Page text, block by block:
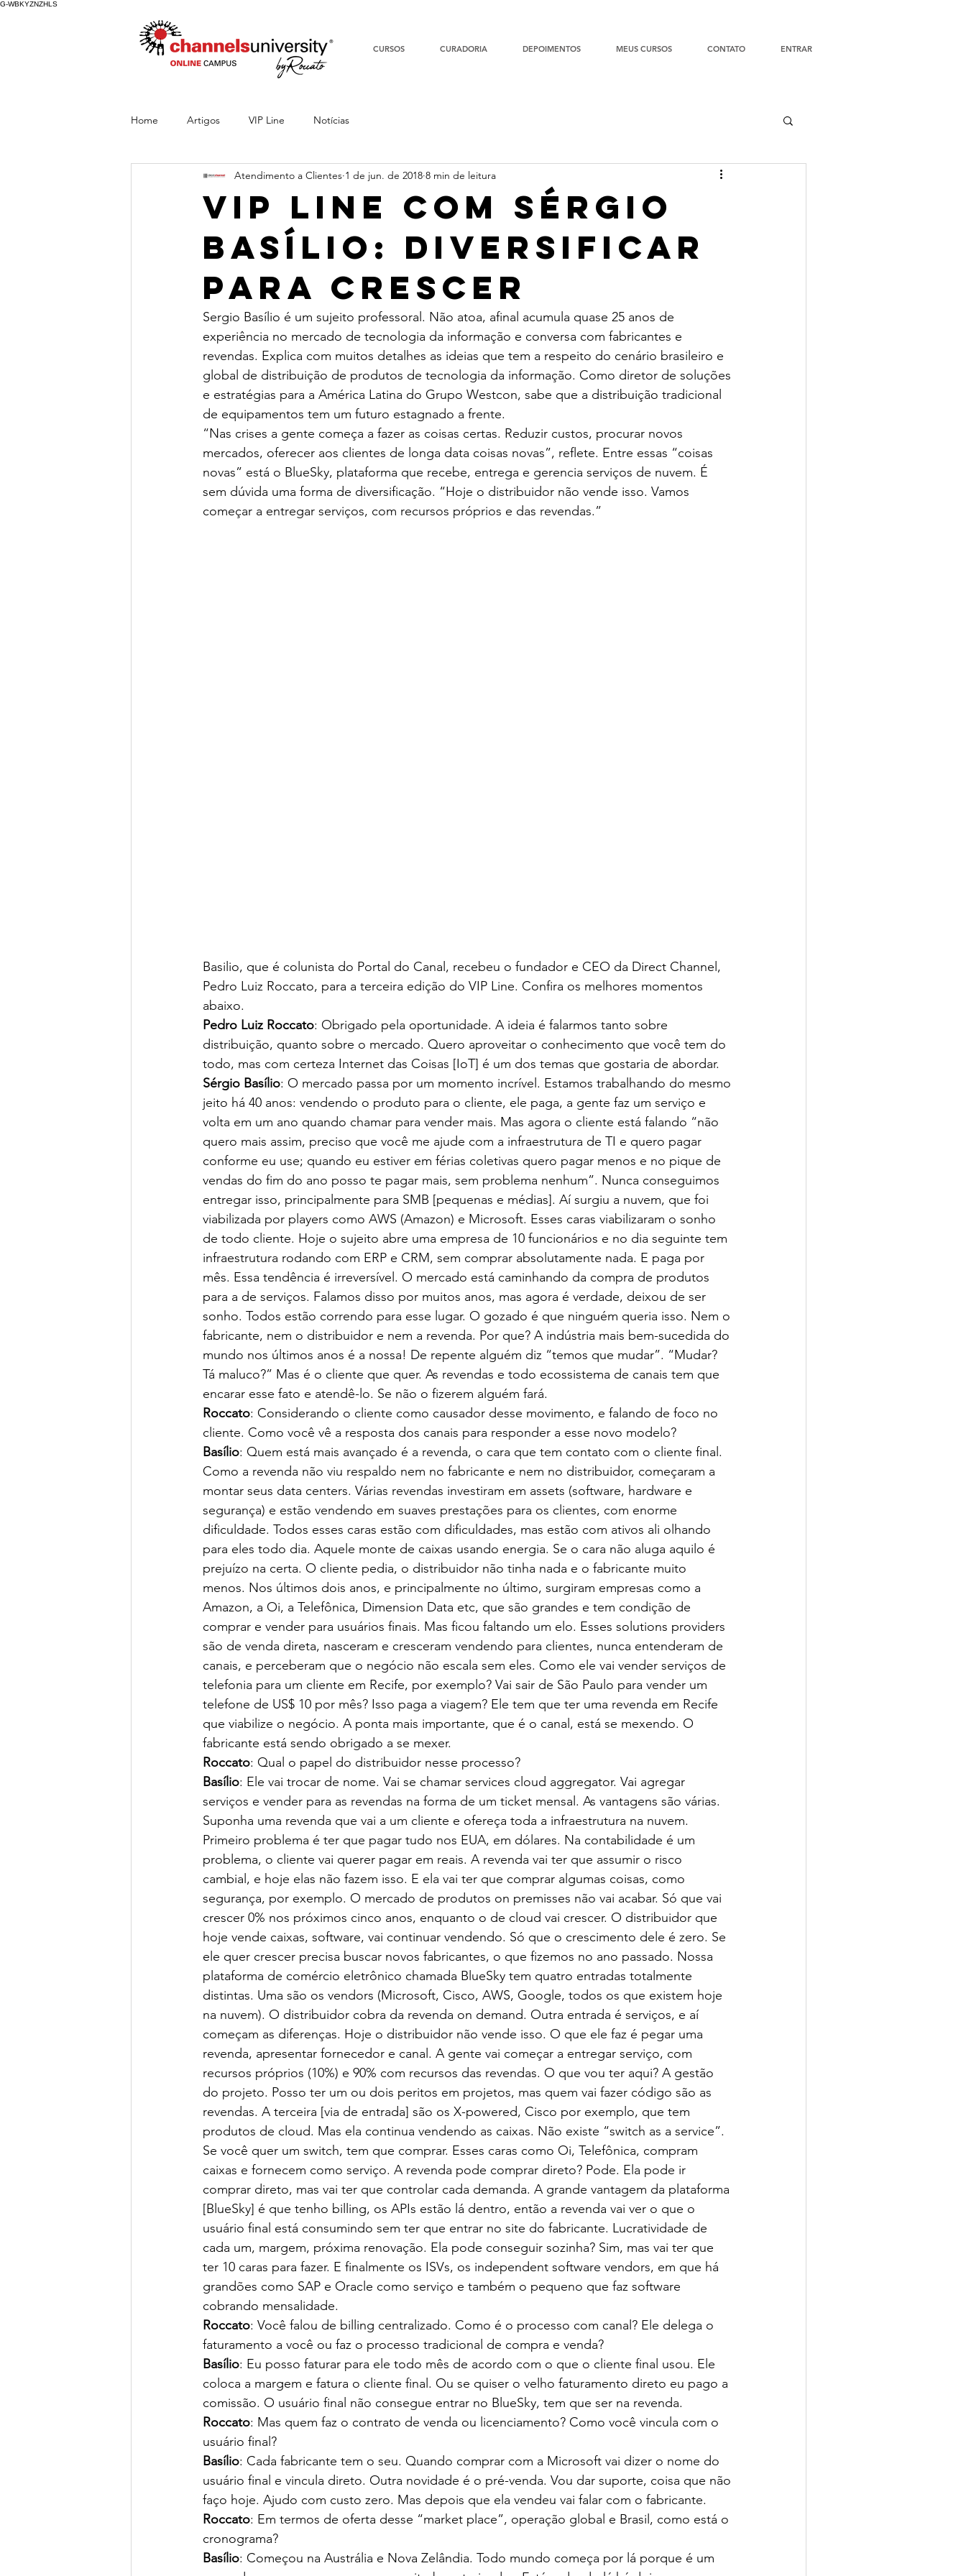
G-WBKYZNZHLS
CURSOS CURADORIA DEPOIMENTOS MEUS CURSOS CONTATO ENTRAR
Home Artigos VIP Line Notícias
VIP Line com Sérgio
Basílio: diversificar
para crescer
Atendimento a Clientes 1 de jun. de 2018 8 min de leitura
Sergio Basílio é um sujeito professoral. Não atoa, afinal acumula quase 25 anos de
experiência no mercado de tecnologia da informação e conversa com fabricantes e
revendas. Explica com muitos detalhes as ideias que tem a respeito do cenário brasileiro e
global de distribuição de produtos de tecnologia da informação. Como diretor de soluções
e estratégias para a América Latina do Grupo Westcon, sabe que a distribuição tradicional
de equipamentos tem um futuro estagnado a frente.
“Nas crises a gente começa a fazer as coisas certas. Reduzir custos, procurar novos
mercados, oferecer aos clientes de longa data coisas novas”, reflete. Entre essas “coisas
novas” está o BlueSky, plataforma que recebe, entrega e gerencia serviços de nuvem. É
sem dúvida uma forma de diversificação. “Hoje o distribuidor não vende isso. Vamos
começar a entregar serviços, com recursos próprios e das revendas.”
Basilio, que é colunista do Portal do Canal, recebeu o fundador e CEO da Direct Channel,
Pedro Luiz Roccato, para a terceira edição do VIP Line. Confira os melhores momentos
abaixo.
Pedro Luiz Roccato: Obrigado pela oportunidade. A ideia é falarmos tanto sobre
distribuição, quanto sobre o mercado. Quero aproveitar o conhecimento que você tem do
todo, mas com certeza Internet das Coisas [IoT] é um dos temas que gostaria de abordar.
Sérgio Basílio: O mercado passa por um momento incrível. Estamos trabalhando do mesmo
jeito há 40 anos: vendendo o produto para o cliente, ele paga, a gente faz um serviço e
volta em um ano quando chamar para vender mais. Mas agora o cliente está falando “não
quero mais assim, preciso que você me ajude com a infraestrutura de TI e quero pagar
conforme eu use; quando eu estiver em férias coletivas quero pagar menos e no pique de
vendas do fim do ano posso te pagar mais, sem problema nenhum”. Nunca conseguimos
entregar isso, principalmente para SMB [pequenas e médias]. Aí surgiu a nuvem, que foi
viabilizada por players como AWS (Amazon) e Microsoft. Esses caras viabilizaram o sonho
de todo cliente. Hoje o sujeito abre uma empresa de 10 funcionários e no dia seguinte tem
infraestrutura rodando com ERP e CRM, sem comprar absolutamente nada. E paga por
mês. Essa tendência é irreversível. O mercado está caminhando da compra de produtos
para a de serviços. Falamos disso por muitos anos, mas agora é verdade, deixou de ser
sonho. Todos estão correndo para esse lugar. O gozado é que ninguém queria isso. Nem o
fabricante, nem o distribuidor e nem a revenda. Por que? A indústria mais bem-sucedida do
mundo nos últimos anos é a nossa! De repente alguém diz “temos que mudar”. “Mudar?
Tá maluco?” Mas é o cliente que quer. As revendas e todo ecossistema de canais tem que
encarar esse fato e atendê-lo. Se não o fizerem alguém fará.
Roccato: Considerando o cliente como causador desse movimento, e falando de foco no
cliente. Como você vê a resposta dos canais para responder a esse novo modelo?
Basílio: Quem está mais avançado é a revenda, o cara que tem contato com o cliente final.
Como a revenda não viu respaldo nem no fabricante e nem no distribuidor, começaram a
montar seus data centers. Várias revendas investiram em assets (software, hardware e
segurança) e estão vendendo em suaves prestações para os clientes, com enorme
dificuldade. Todos esses caras estão com dificuldades, mas estão com ativos ali olhando
para eles todo dia. Aquele monte de caixas usando energia. Se o cara não aluga aquilo é
prejuízo na certa. O cliente pedia, o distribuidor não tinha nada e o fabricante muito
menos. Nos últimos dois anos, e principalmente no último, surgiram empresas como a
Amazon, a Oi, a Telefônica, Dimension Data etc, que são grandes e tem condição de
comprar e vender para usuários finais. Mas ficou faltando um elo. Esses solutions providers
são de venda direta, nasceram e cresceram vendendo para clientes, nunca entenderam de
canais, e perceberam que o negócio não escala sem eles. Como ele vai vender serviços de
telefonia para um cliente em Recife, por exemplo? Vai sair de São Paulo para vender um
telefone de US$ 10 por mês? Isso paga a viagem? Ele tem que ter uma revenda em Recife
que viabilize o negócio. A ponta mais importante, que é o canal, está se mexendo. O
fabricante está sendo obrigado a se mexer.
Roccato: Qual o papel do distribuidor nesse processo?
Basílio: Ele vai trocar de nome. Vai se chamar services cloud aggregator. Vai agregar
serviços e vender para as revendas na forma de um ticket mensal. As vantagens são várias.
Suponha uma revenda que vai a um cliente e ofereça toda a infraestrutura na nuvem.
Primeiro problema é ter que pagar tudo nos EUA, em dólares. Na contabilidade é um
problema, o cliente vai querer pagar em reais. A revenda vai ter que assumir o risco
cambial, e hoje elas não fazem isso. E ela vai ter que comprar algumas coisas, como
segurança, por exemplo. O mercado de produtos on premisses não vai acabar. Só que vai
crescer 0% nos próximos cinco anos, enquanto o de cloud vai crescer. O distribuidor que
hoje vende caixas, software, vai continuar vendendo. Só que o crescimento dele é zero. Se
ele quer crescer precisa buscar novos fabricantes, o que fizemos no ano passado. Nossa
plataforma de comércio eletrônico chamada BlueSky tem quatro entradas totalmente
distintas. Uma são os vendors (Microsoft, Cisco, AWS, Google, todos os que existem hoje
na nuvem). O distribuidor cobra da revenda on demand. Outra entrada é serviços, e aí
começam as diferenças. Hoje o distribuidor não vende isso. O que ele faz é pegar uma
revenda, apresentar fornecedor e canal. A gente vai começar a entregar serviço, com
recursos próprios (10%) e 90% com recursos das revendas. O que vou ter aqui? A gestão
do projeto. Posso ter um ou dois peritos em projetos, mas quem vai fazer código são as
revendas. A terceira [via de entrada] são os X-powered, Cisco por exemplo, que tem
produtos de cloud. Mas ela continua vendendo as caixas. Não existe “switch as a service”.
Se você quer um switch, tem que comprar. Esses caras como Oi, Telefônica, compram
caixas e fornecem como serviço. A revenda pode comprar direto? Pode. Ela pode ir
comprar direto, mas vai ter que controlar cada demanda. A grande vantagem da plataforma
[BlueSky] é que tenho billing, os APIs estão lá dentro, então a revenda vai ver o que o
usuário final está consumindo sem ter que entrar no site do fabricante. Lucratividade de
cada um, margem, próxima renovação. Ela pode conseguir sozinha? Sim, mas vai ter que
ter 10 caras para fazer. E finalmente os ISVs, os independent software vendors, em que há
grandões como SAP e Oracle como serviço e também o pequeno que faz software
cobrando mensalidade.
Roccato: Você falou de billing centralizado. Como é o processo com canal? Ele delega o
faturamento a você ou faz o processo tradicional de compra e venda?
Basílio: Eu posso faturar para ele todo mês de acordo com o que o cliente final usou. Ele
coloca a margem e fatura o cliente final. Ou se quiser o velho faturamento direto eu pago a
comissão. O usuário final não consegue entrar no BlueSky, tem que ser na revenda.
Roccato: Mas quem faz o contrato de venda ou licenciamento? Como você vincula com o
usuário final?
Basílio: Cada fabricante tem o seu. Quando comprar com a Microsoft vai dizer o nome do
usuário final e vincula direto. Outra novidade é o pré-venda. Vou dar suporte, coisa que não
faço hoje. Ajudo com custo zero. Mas depois que ela vendeu vai falar com o fabricante.
Roccato: Em termos de oferta desse “market place”, operação global e Brasil, como está o
cronograma?
Basílio: Começou na Austrália e Nova Zelândia. Todo mundo começa por lá porque é um